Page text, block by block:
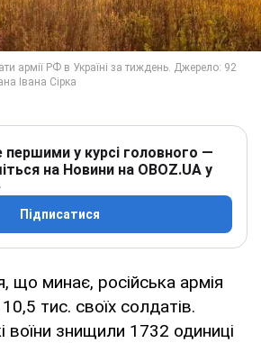
першими у курсі головного —
на Новини на OBOZ.UA у
Підписатися
що минає, російська армія
тис. своїх солдатів.
воїни знищили 1732 одиниці